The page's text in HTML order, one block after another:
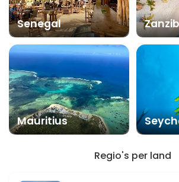
Senegal
Mauritius
Regio's per land